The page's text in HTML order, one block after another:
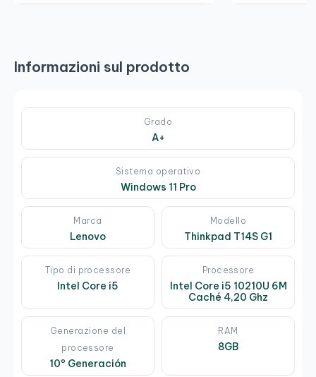
Informazioni sul prodotto
Grado
A+
Sistema operativo
Windows 11 Pro
Marca
Lenovo
Modello
Thinkpad T14S G1
Tipo di processore
Intel Core i5
Processore
Intel Core i5 10210U 6M
Caché 4,20 Ghz
Generazione del
processore
10º Generación
RAM
8GB